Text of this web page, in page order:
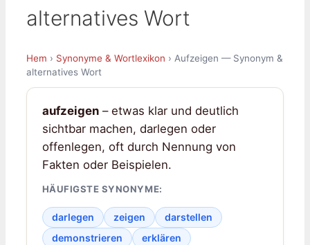
alternatives Wort
Hem › Synonyme & Wortlexikon › Aufzeigen — Synonym &
alternatives Wort
aufzeigen– etwas klar und deutlich
sichtbar machen, darlegen oder
offenlegen, oft durch Nennung von
Fakten oder Beispielen.
HÄUFIGSTE SYNONYME:
darlegen zeigen
darstellen
demonstrieren
erklären